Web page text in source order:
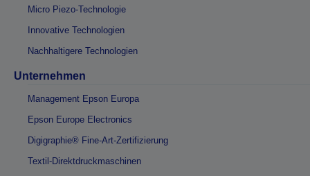
Micro Piezo-Technologie
Innovative Technologien
Nachhaltigere Technologien
Unternehmen
Management Epson Europa
Epson Europe Electronics
Digigraphie® Fine-Art-Zertifizierung
Textil-Direktdruckmaschinen